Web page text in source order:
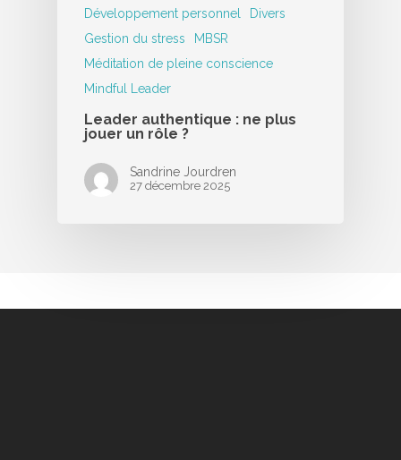
Développement personnel
Divers
Gestion du stress
MBSR
Méditation de pleine conscience
Mindful Leader
Leader authentique : ne plus
jouer un rôle ?
Sandrine Jourdren
27 décembre 2025